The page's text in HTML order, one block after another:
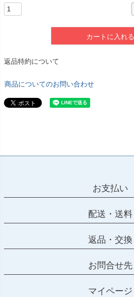
カートに入れる
返品特約について
商品についてのお問い合わせ
お支払い
配送・送料
返品・交換
お問合せ先
マイページ